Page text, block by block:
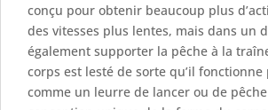
conçu pour obtenir beaucoup plus
des vitesses plus lentes, mais dans un
également supporter la pêche à la
corps est lesté de sorte qu’il
comme un leurre de lancer ou de